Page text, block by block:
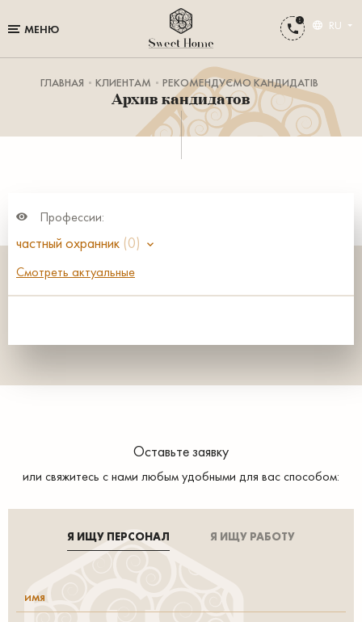
МЕНЮ RU
ГЛАВНАЯ КЛИЕНТАМ РЕКОМЕНДУЄМО КАНДИДАТІВ
Архив кандидатов
Профессии:
частный охранник (0)
Смотреть актуальные
Оставьте заявку
или свяжитесь с нами любым удобными для вас способом:
Я ИЩУ ПЕРСОНАЛ Я ИЩУ РАБОТУ